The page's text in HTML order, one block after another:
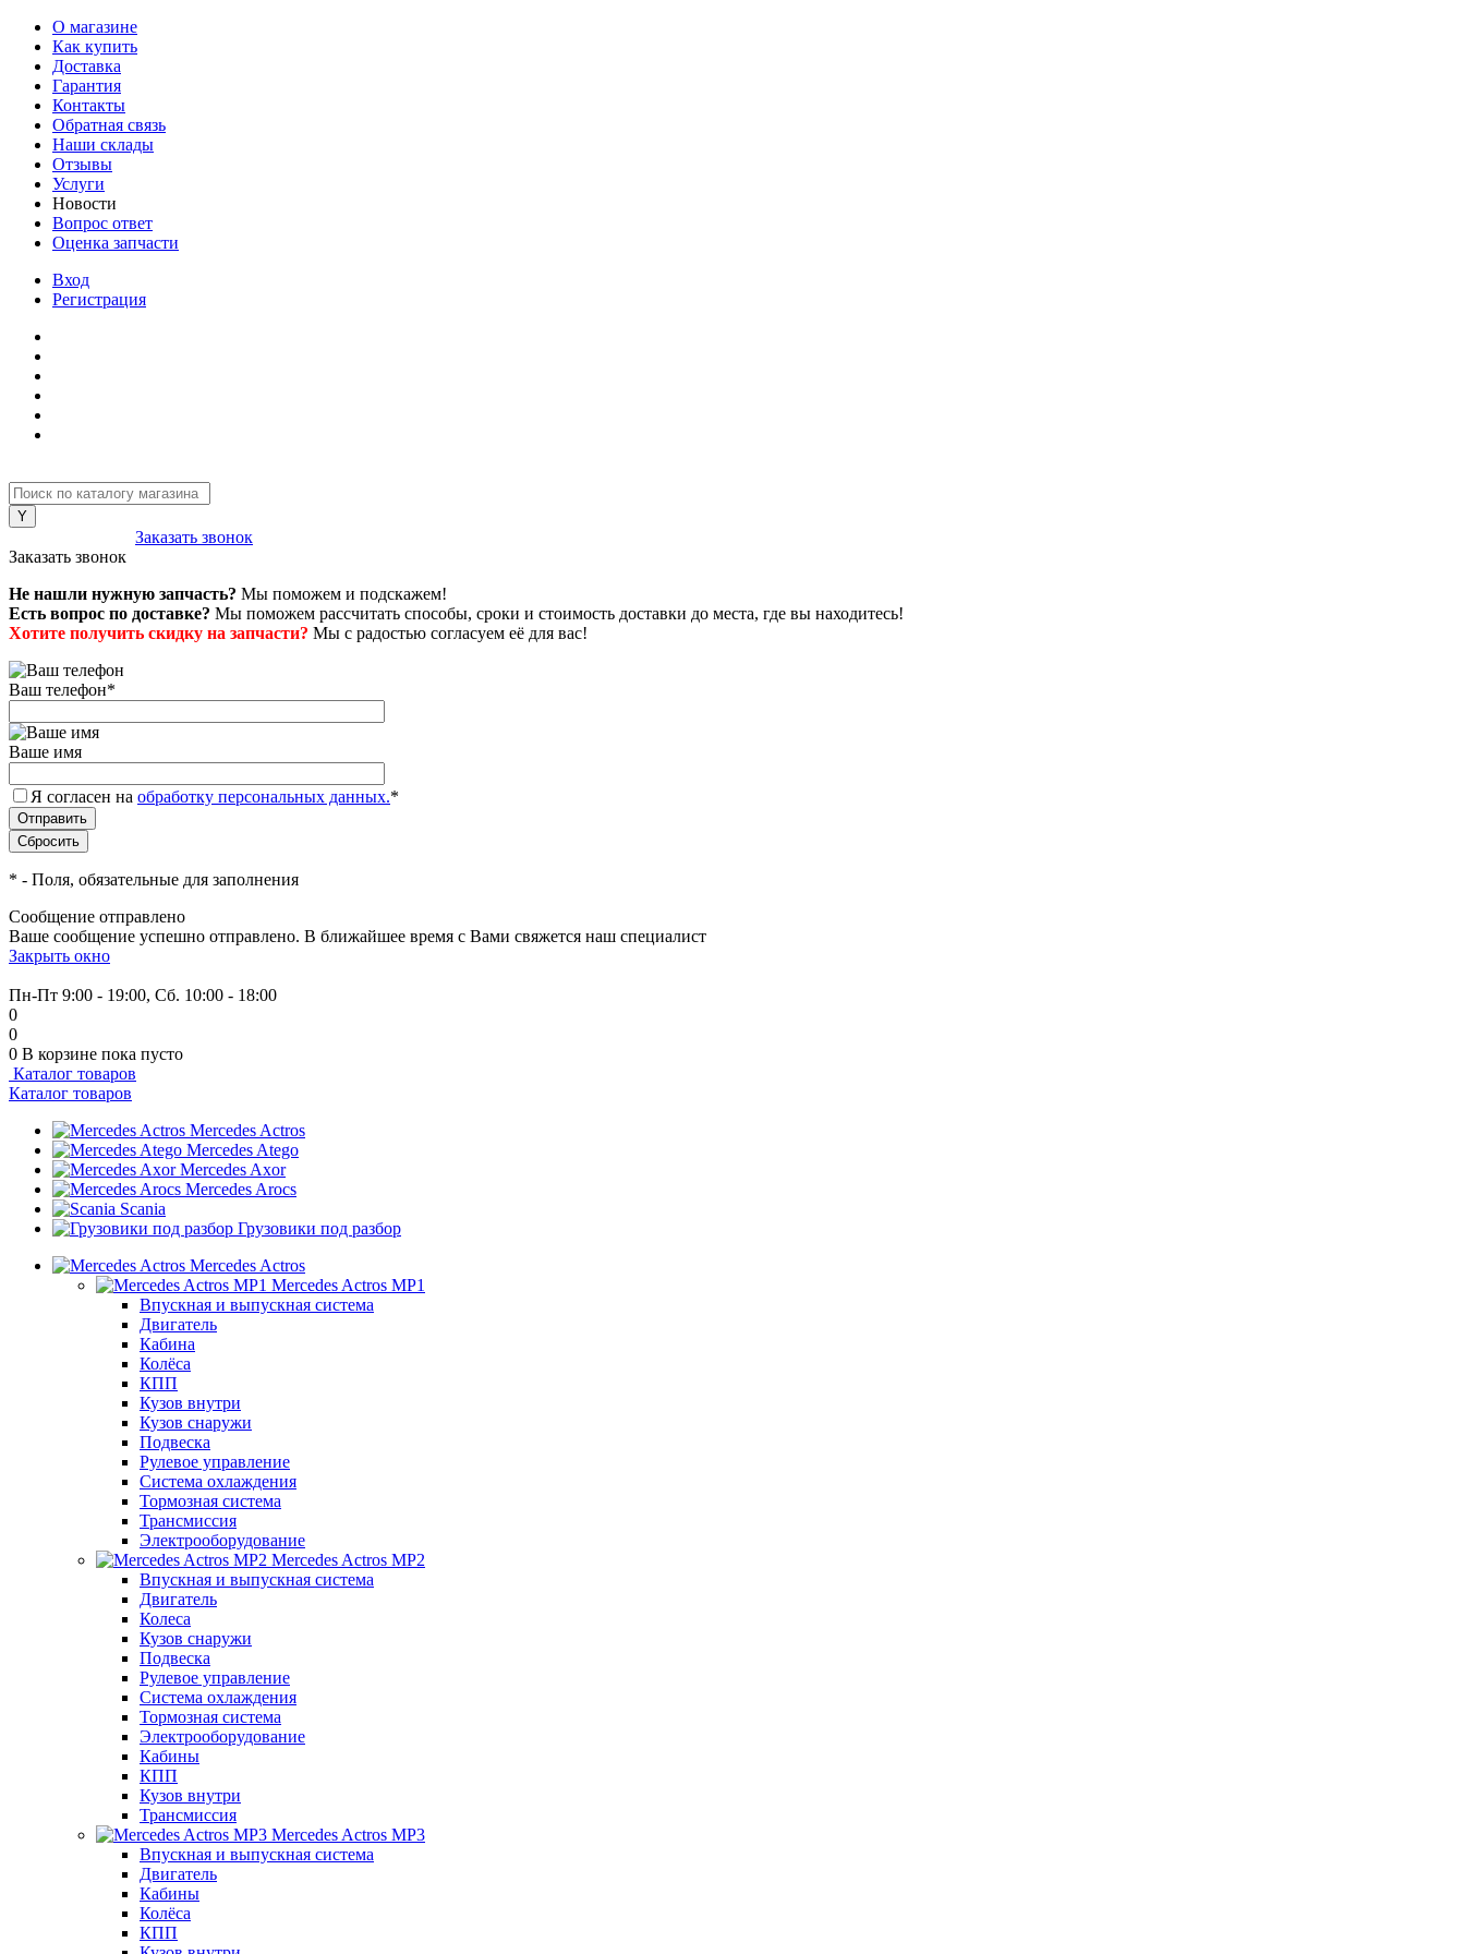
О магазине
Как купить
Доставка
Гарантия
Контакты
Обратная связь
Наши склады
Отзывы
Услуги
Новости
Вопрос ответ
Оценка запчасти
Вход
Регистрация
Заказать звонок
Заказать звонок
Не нашли нужную запчасть? Мы поможем и подскажем!
Есть вопрос по доставке? Мы поможем рассчитать способы, сроки и стоимость доставки до места, где вы находитесь!
Хотите получить скидку на запчасти? Мы с радостью согласуем её для вас!
Ваш телефон*
Ваше имя
Я согласен на обработку персональных данных.*
* - Поля, обязательные для заполнения
Сообщение отправлено
Ваше сообщение успешно отправлено. В ближайшее время с Вами свяжется наш специалист
Закрыть окно
Пн-Пт 9:00 - 19:00, Сб. 10:00 - 18:00
0
0
0 В корзине пока пусто
Каталог товаров
Каталог товаров
Mercedes Actros
Mercedes Atego
Mercedes Axor
Mercedes Arocs
Scania
Грузовики под разбор
Mercedes Actros
Mercedes Actros MP1
Впускная и выпускная система
Двигатель
Кабина
Колёса
КПП
Кузов внутри
Кузов снаружи
Подвеска
Рулевое управление
Система охлаждения
Тормозная система
Трансмиссия
Электрооборудование
Mercedes Actros MP2
Впускная и выпускная система
Двигатель
Колеса
Кузов снаружи
Подвеска
Рулевое управление
Система охлаждения
Тормозная система
Электрооборудование
Кабины
КПП
Кузов внутри
Трансмиссия
Mercedes Actros MP3
Впускная и выпускная система
Двигатель
Кабины
Колёса
КПП